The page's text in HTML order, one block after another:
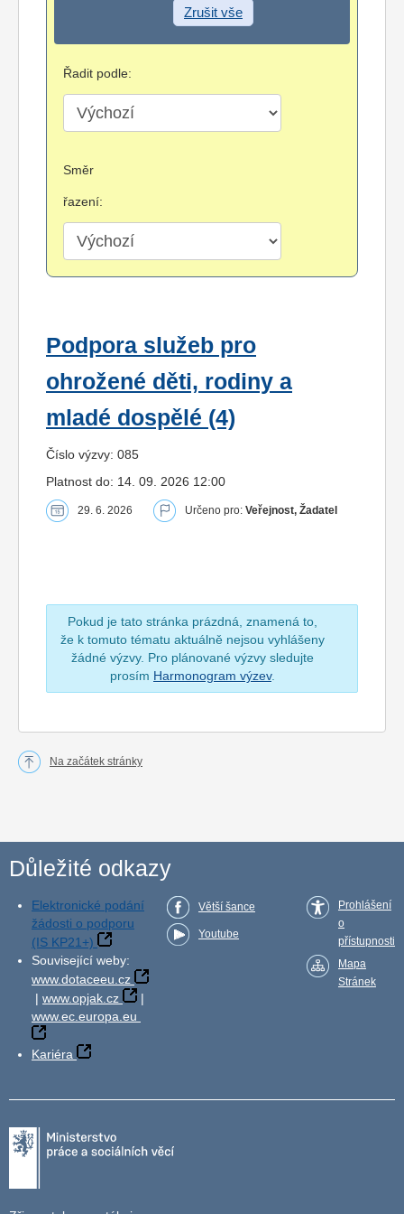
Zrušit vše
Řadit podle:
Směr
řazení:
Podpora služeb pro
ohrožené děti, rodiny a
mladé dospělé (4)
Číslo výzvy: 085
Platnost do: 14. 09. 2026 12:00
29. 6. 2026 Určeno pro: Veřejnost, Žadatel
Pokud je tato stránka prázdná, znamená to,
že k tomuto tématu aktuálně nejsou vyhlášeny
žádné výzvy. Pro plánované výzvy sledujte
prosím Harmonogram výzev.
Na začátek stránky
Důležité odkazy
Elektronické podání
žádosti o podporu
(IS KP21+)
Související weby:
www.dotaceeu.cz
| www.opjak.cz
|
www.ec.europa.eu
Kariéra
Větší šance
Youtube
Prohlášení
o
přístupnosti
Mapa
Stránek